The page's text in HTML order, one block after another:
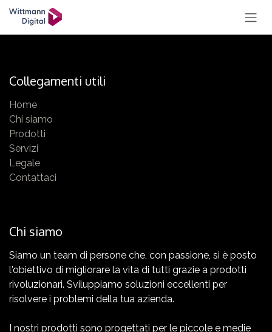
Collegamenti utili
Home
Chi siamo
Prodotti
Servizi
Legale
Contattaci
Chi siamo
Siamo un team di persone che, con passione, si è posto
l'obiettivo di migliorare la vita di tutti grazie a prodotti
rivoluzionari. Sviluppiamo soluzioni eccellenti per
risolvere i problemi della tua azienda.
I nostri prodotti sono progettati per le piccole e medie